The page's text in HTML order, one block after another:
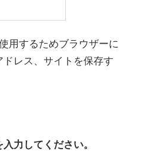
用するためブラウザーに
レス、サイトを保存す
力してください。